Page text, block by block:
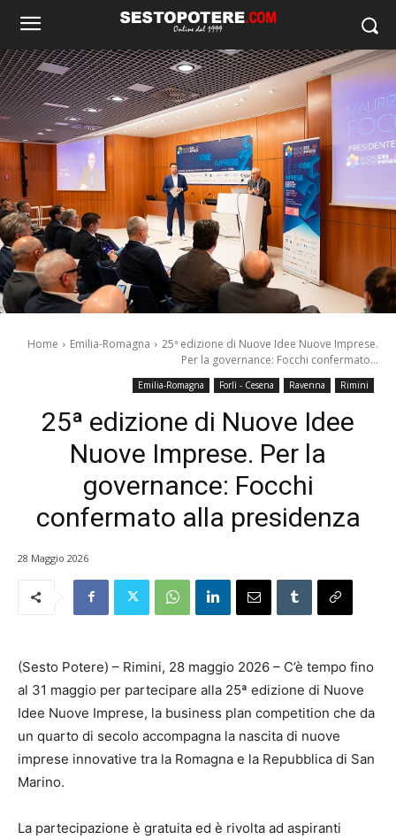
Home Emilia-Romagna
25ª edizione di Nuove Idee Nuove Imprese.
Per la governance: Focchi confermato...
Emilia-Romagna Forlì - Cesena Ravenna Rimini
25ª edizione di Nuove Idee
Nuove Imprese. Per la
governance: Focchi
confermato alla presidenza
28 Maggio 2026
(Sesto Potere) – Rimini, 28 maggio 2026 – C’è tempo fino
al 31 maggio per partecipare alla 25ª edizione di Nuove
Idee Nuove Imprese, la business plan competition che da
un quarto di secolo accompagna la nascita di nuove
imprese innovative tra la Romagna e la Repubblica di San
Marino.
La partecipazione è gratuita ed è rivolta ad aspiranti